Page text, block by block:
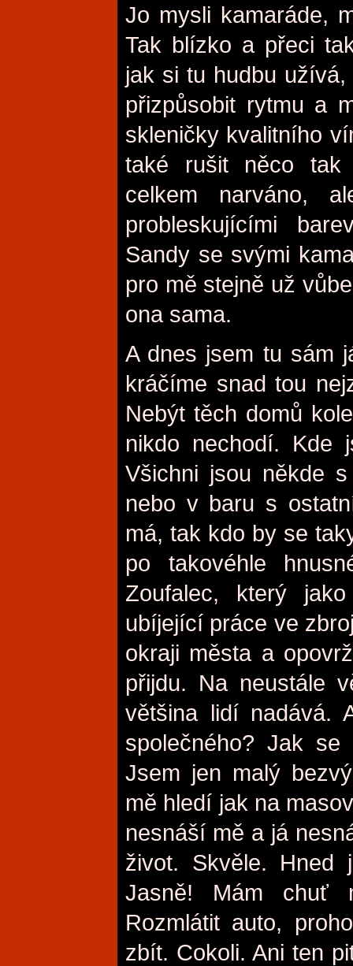
Jo mysli kamaráde,
Tak blízko a přeci
jak si tu hudbu
přizpůsobit rytmu a
skleničky kvalitního
také rušit něco tak
celkem narváno,
probleskujícími
Sandy se svými
pro mě stejně už
ona sama.
A dnes jsem tu sám
kráčíme snad tou
Nebýt těch domů
nikdo nechodí. Kde
Všichni jsou někde
nebo v baru s
má, tak kdo by se
po takovéhle
Zoufalec, který
ubíjející práce ve
okraji města a
přijdu. Na neustále
většina lidí
společného? Jak
Jsem jen malý
mě hledí jak na
nesnáší mě a já
život. Skvěle.
Jasně! Mám chuť
Rozmlátit auto,
zbít. Cokoli. Ani ten